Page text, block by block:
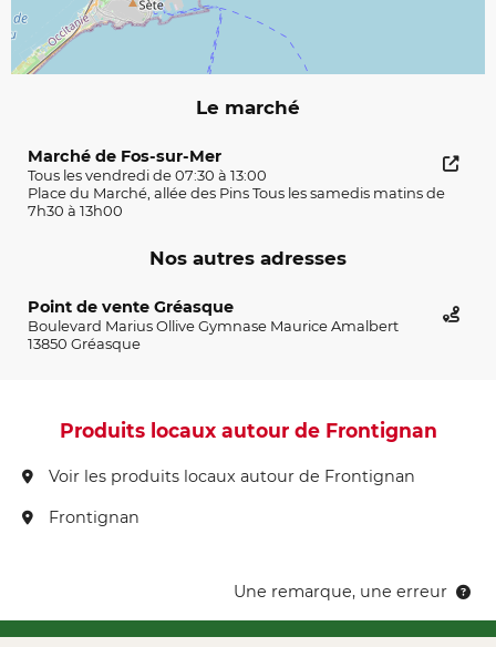
Le marché
Marché de Fos-sur-Mer
Tous les vendredi de 07:30 à 13:00
Place du Marché, allée des Pins Tous les samedis matins de
7h30 à 13h00
Nos autres adresses
Point de vente Gréasque
Boulevard Marius Ollive Gymnase Maurice Amalbert
13850 Gréasque
Produits locaux autour de Frontignan
Voir les produits locaux autour de Frontignan
Frontignan
Une remarque, une erreur